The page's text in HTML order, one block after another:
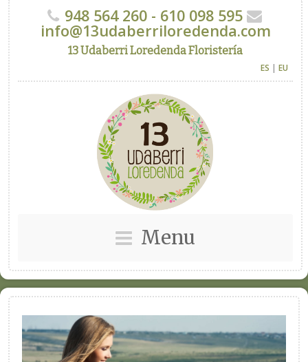
948 564 260 - 610 098 595
info@13udaberriloredenda.com
13 Udaberri Loredenda Floristería
ES | EU
Menu